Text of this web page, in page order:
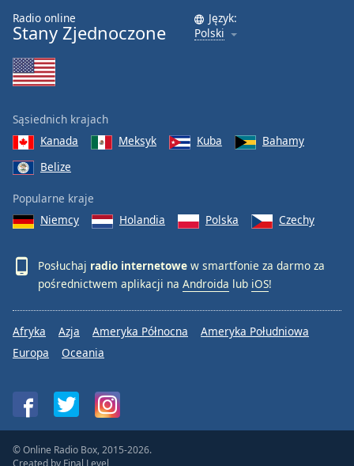
Radio online
Stany Zjednoczone
Język:
Polski
Sąsiednich krajach
Kanada
Meksyk Kuba
Bahamy
Belize
Popularne kraje
Niemcy
Holandia Polska Czechy
Posłuchaj radio internetowe w smartfonie za darmo za
pośrednictwem aplikacji na Androida lub iOS!
Afryka Azja Ameryka Północna
Ameryka Południowa
Europa
Oceania
© Online Radio Box, 2015-2026.
Created by Final Level